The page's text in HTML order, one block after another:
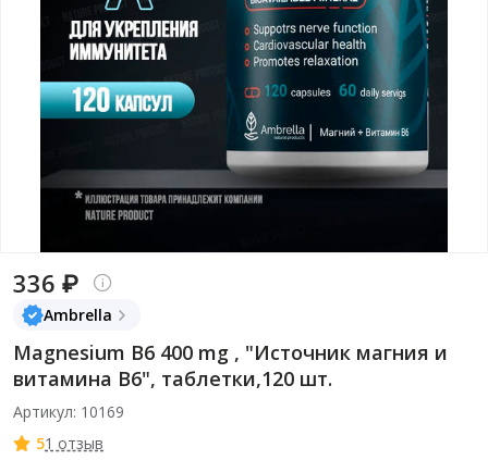
336 ₽
Ambrella
Magnesium B6 400 mg , "Источник магния и
витамина В6", таблетки,120 шт.
Артикул: 10169
51 отзыв